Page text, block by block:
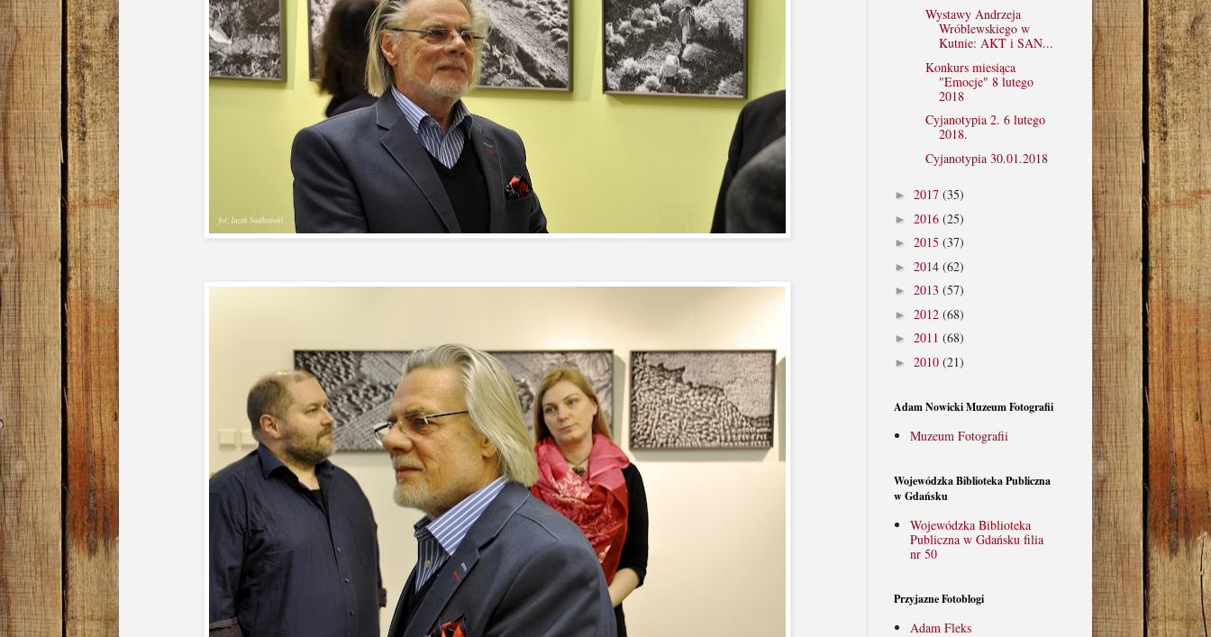
Wystawy Andrzeja
Wróblewskiego w
Kutnie: AKT i SAN...
Konkurs miesiąca
"Emocje" 8 lutego
2018
Cyjanotypia 2. 6 lutego
2018.
Cyjanotypia 30.01.2018
► 2017 (35)
► 2016 (25)
► 2015 (37)
► 2014 (62)
► 2013 (57)
► 2012 (68)
► 2011 (68)
► 2010 (21)
Adam Nowicki Muzeum Fotografii
Muzeum Fotografii
Wojewódzka Biblioteka Publiczna
w Gdańsku
Wojewódzka Biblioteka
Publiczna w Gdańsku filia
nr 50
Przyjazne Fotoblogi
Adam Fleks